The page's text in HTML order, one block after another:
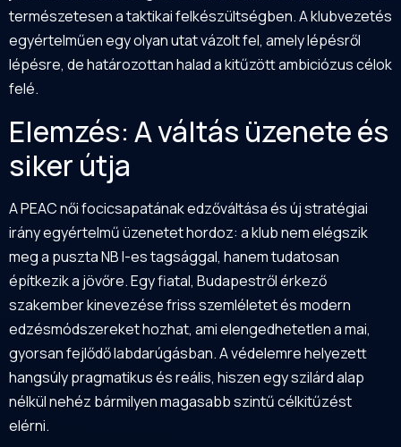
természetesen a taktikai felkészültségben. A klubvezetés
egyértelműen egy olyan utat vázolt fel, amely lépésről
lépésre, de határozottan halad a kitűzött ambiciózus célok
felé.
Elemzés: A váltás üzenete és
siker útja
A PEAC női focicsapatának edzőváltása és új stratégiai
irány egyértelmű üzenetet hordoz: a klub nem elégszik
meg a puszta NB I-es tagsággal, hanem tudatosan
építkezik a jövőre. Egy fiatal, Budapestről érkező
szakember kinevezése friss szemléletet és modern
edzésmódszereket hozhat, ami elengedhetetlen a mai,
gyorsan fejlődő labdarúgásban. A védelemre helyezett
hangsúly pragmatikus és reális, hiszen egy szilárd alap
nélkül nehéz bármilyen magasabb szintű célkitűzést
elérni.